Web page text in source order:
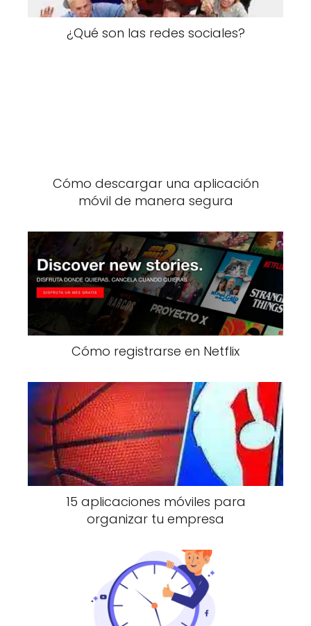
¿Qué son las redes sociales?
Cómo descargar una aplicación
móvil de manera segura
Cómo registrarse en Netflix
15 aplicaciones móviles para
organizar tu empresa